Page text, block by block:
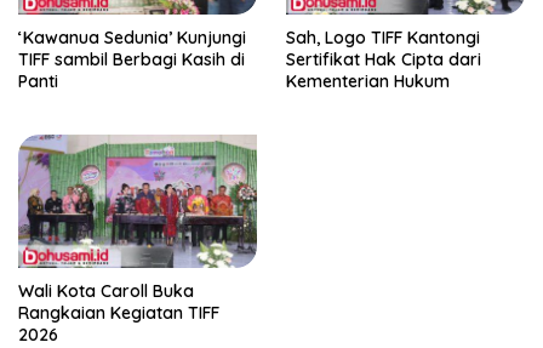
‘Kawanua Sedunia’ Kunjungi
TIFF sambil Berbagi Kasih di
Panti
Sah, Logo TIFF Kantongi
Sertifikat Hak Cipta dari
Kementerian Hukum
Wali Kota Caroll Buka
Rangkaian Kegiatan TIFF
2026